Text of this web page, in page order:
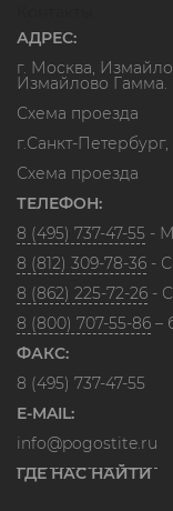
АДРЕС:
г. Москва,
Измайлово Гамма.
Схема проезда
г.Санкт-
Схема проезда
ТЕЛЕФОН:
8 (495) 737-47-55 -
8 (812) 309-78-36 -
8 (862) 225-72-26 -
8 (800) 707-55-86 –
ФАКС:
8 (495) 737-47-55
E-MAIL:
info@pogostite.ru
ГДЕ НАС НАЙТИ